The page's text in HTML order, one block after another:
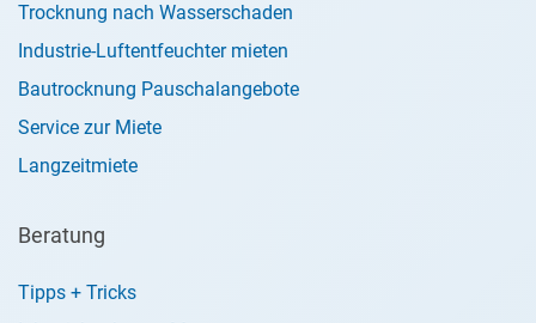
Trocknung nach Wasserschaden
Industrie-Luftentfeuchter mieten
Bautrocknung Pauschalangebote
Service zur Miete
Langzeitmiete
Beratung
Tipps + Tricks